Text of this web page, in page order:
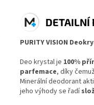
DETAILNÍ
PURITY VISION
Deo krystal je 100%
parfemace, díky
Minerální deodorant
jeho výhody se řadí